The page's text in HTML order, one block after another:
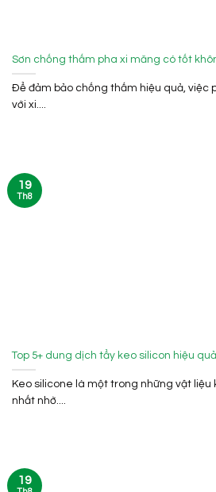
Sơn chống thấm pha xi măng có tốt
Để đảm bảo chống thấm hiệu quả, việc
với xi....
Top 5+ dung dịch tẩy keo silicon hiệu
Keo silicone là một trong những vật liệu
nhất nhờ....
19
Th8
19